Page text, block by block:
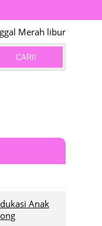
Merah libur
CARI!
Anak